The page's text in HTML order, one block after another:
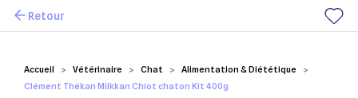
Mes favoris
Accueil Vétérinaire Chat
Alimentation & Diététique
Clément Thékan Milkkan Chiot chaton Kit 400g
Retour